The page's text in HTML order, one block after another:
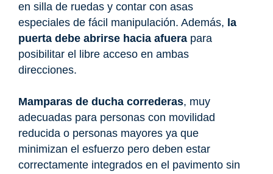
en silla de ruedas y contar con asas
especiales de fácil manipulación. Además, la
puerta debe abrirse hacia afuera para
posibilitar el libre acceso en ambas
direcciones.
Mamparas de ducha correderas, muy
adecuadas para personas con movilidad
reducida o personas mayores ya que
minimizan el esfuerzo pero deben estar
correctamente integrados en el pavimento sin